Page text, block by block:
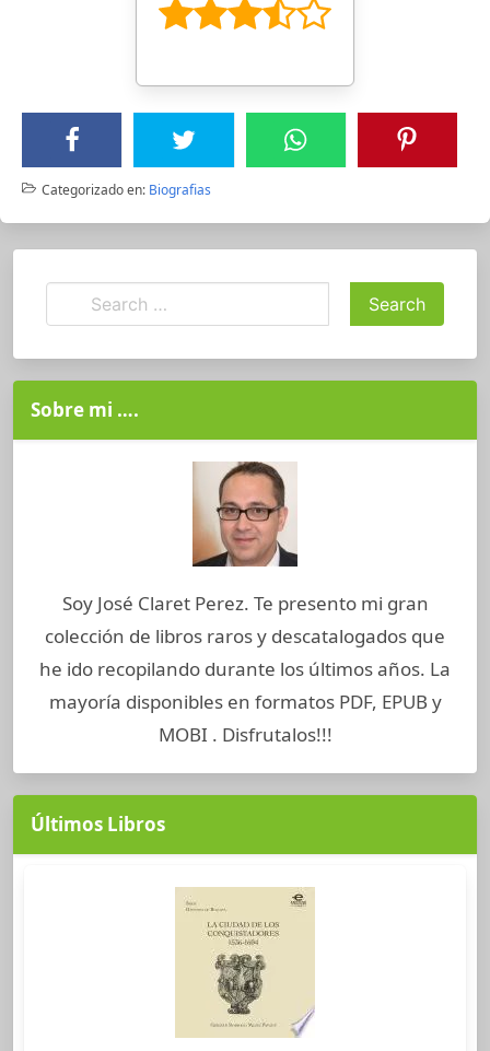
Categorizado en: Biografias
Sobre mi ….
Soy José Claret Perez. Te presento mi gran
colección de libros raros y descatalogados que
he ido recopilando durante los últimos años. La
mayoría disponibles en formatos PDF, EPUB y
MOBI . Disfrutalos!!!
Últimos Libros